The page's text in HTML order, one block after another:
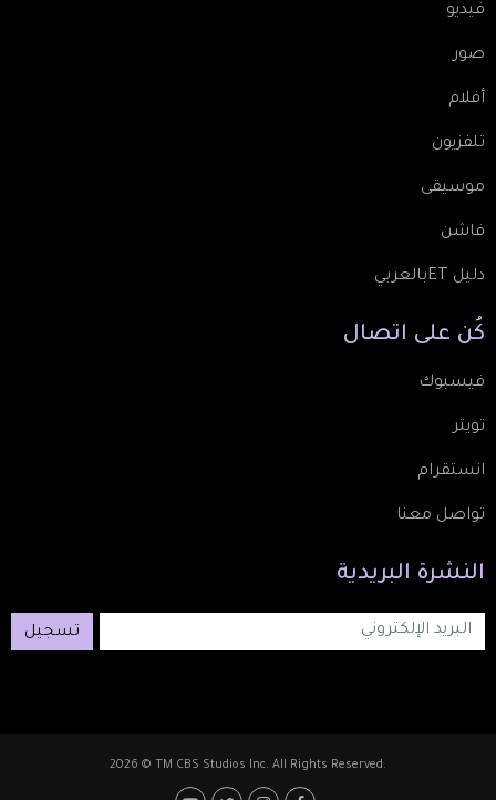
فيديو
صور
أفلام
تلفزيون
موسيقى
فاشن
دليل ETبالعربي
كُن على اتصال
فيسبوك
تويتر
انستقرام
تواصل معنا
النشرة البريدية
تسجيل
2026 © TM CBS Studios Inc. All Rights Reserved.